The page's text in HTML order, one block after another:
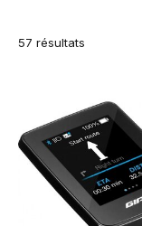
57 résultats